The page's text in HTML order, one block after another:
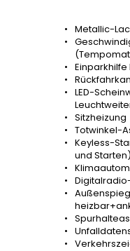
Metallic-
Einparkhilfe
LED-
Sitzheizung
Totwinkel-
Keyless-
und Starten)